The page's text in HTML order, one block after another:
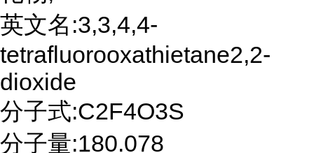
英文名:3,3,4,4-
tetrafluorooxathietane2,2-
dioxide
分子式:C2F4O3S
分子量:180.078